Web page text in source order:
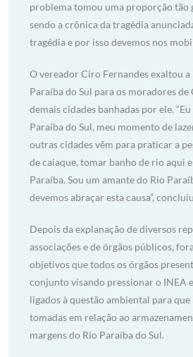
problema tomou uma proporção tão
sendo a crônica da tragédia
tragédia e por isso devemos nos
O vereador Ciro Fernandes exaltou
Paraíba do Sul para os moradores de
demais cidades banhadas por ele.
Paraíba do Sul, meu momento de
outras cidades vêm para praticar a
de caiaque, tomar banho de rio aqui
Paraíba. Sou um amante do Rio
devemos abraçar esta causa”,
Depois da explanação de diversos
associações e de órgãos públicos,
objetivos que todos os órgãos
conjunto visando pressionar o INEA
ligados à questão ambiental para
tomadas em relação ao
margens do Rio Paraíba do Sul.